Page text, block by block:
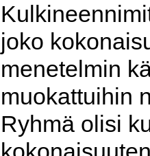
joko
menetelmin
muokattuihin
Ryhmä olisi